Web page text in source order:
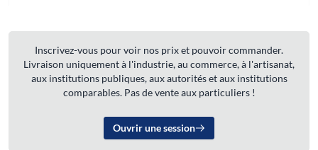
Inscrivez-vous pour voir nos prix et pouvoir commander.
Livraison uniquement à l'industrie, au commerce, à l'artisanat,
aux institutions publiques, aux autorités et aux institutions
comparables. Pas de vente aux particuliers !
Ouvrir une session